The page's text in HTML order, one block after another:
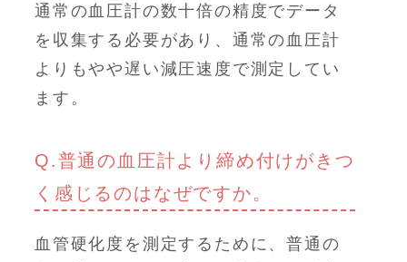
通常の血圧計の数十倍の精度でデータ
を収集する必要があり、通常の血圧計
よりもやや遅い減圧速度で測定してい
ます。
Q.普通の血圧計より締め付けがきつ
く感じるのはなぜですか。
血管硬化度を測定するために、普通の